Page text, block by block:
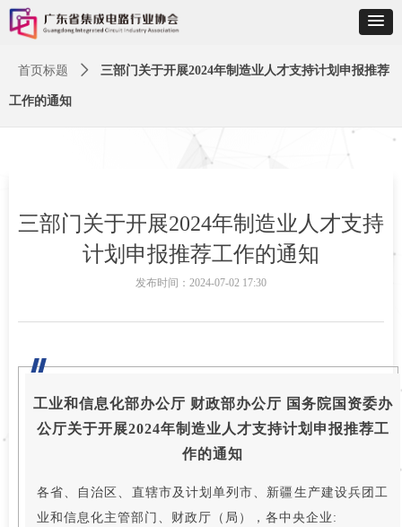
三部门关于开展2024年制造业人才支持
计划申报推荐工作的通知
工业和信息化部办公厅 财政部办公厅 国务院国资委办
公厅关于开展2024年制造业人才支持计划申报推荐工
作的通知
各省、自治区、直辖市及计划单列市、新疆生产建设兵团工
业和信息化主管部门、财政厅（局），各中央企业:
发布时间： 2024-07-02 17:30
首页标题 ꄲ 三部门关于开展2024年制造业人才支持计划申报推荐
工作的通知